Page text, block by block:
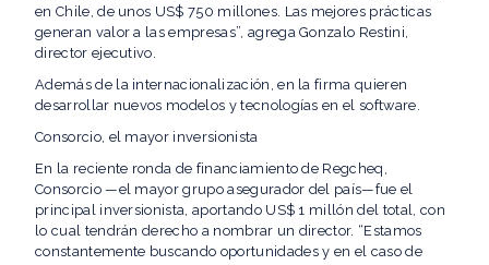
en Chile, de unos US$ 750 millones. Las mejores prácticas
generan valor a las empresas”, agrega Gonzalo Restini,
director ejecutivo.
Además de la internacionalización, en la firma quieren
desarrollar nuevos modelos y tecnologías en el software.
Consorcio, el mayor inversionista
En la reciente ronda de financiamiento de Regcheq,
Consorcio —el mayor grupo asegurador del país—fue el
principal inversionista, aportando US$ 1 millón del total, con
lo cual tendrán derecho a nombrar un director. “Estamos
constantemente buscando oportunidades y en el caso de